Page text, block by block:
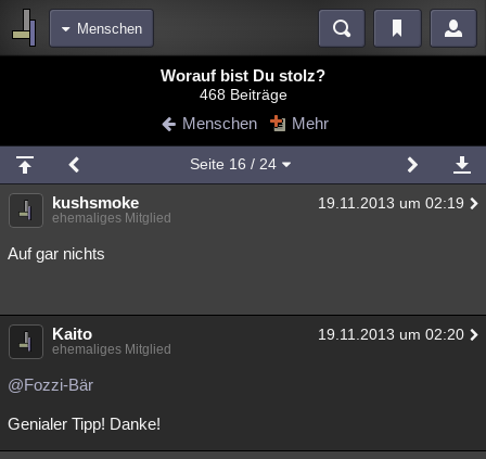
Menschen
Blogs Videos
Chat Wiki Neuigkeiten
meine Rubriken
Menschen Wissenschaft Mystery Kriminalfälle
Spiritualität
weitere Rubriken
Philosophie Träume
Worauf bist Du stolz?
468 Beiträge
Menschen Mehr
Seite 16 / 24
kushsmoke 19.11.2013 um 02:19
ehemaliges Mitglied
Auf gar nichts
Kaito 19.11.2013 um 02:20
ehemaliges Mitglied
@Fozzi-Bär
Genialer Tipp! Danke!